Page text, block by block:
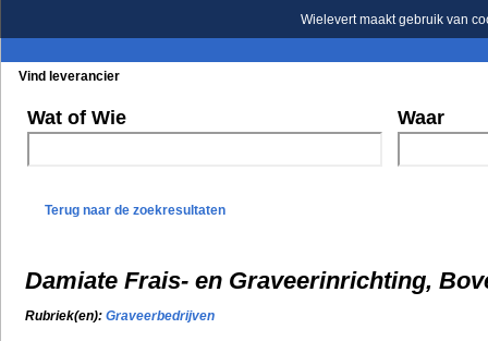
Wielevert maakt gebruik van
Vind leverancier
Wat of Wie Waar
Terug naar de zoekresultaten
Damiate Frais- en Graveerinrichting,
Rubriek(en): Graveerbedrijven